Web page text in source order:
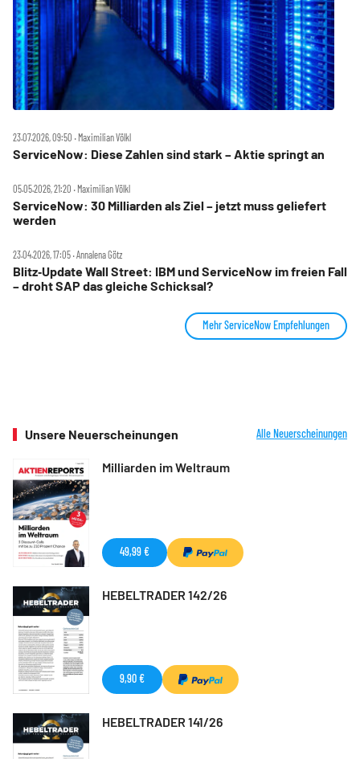
23.07.2026, 09:50 ‧ Maximilian Völkl
ServiceNow: Diese Zahlen sind stark – Aktie springt an
05.05.2026, 21:20 ‧ Maximilian Völkl
ServiceNow: 30 Milliarden als Ziel – jetzt muss geliefert
werden
23.04.2026, 17:05 ‧ Annalena Götz
Blitz‑Update Wall Street: IBM und ServiceNow im freien Fall
– droht SAP das gleiche Schicksal?
Mehr ServiceNow Empfehlungen
Unsere Neuerscheinungen Alle Neuerscheinungen
Milliarden im Weltraum
49,99 €
HEBELTRADER 142/26
9,90 €
HEBELTRADER 141/26